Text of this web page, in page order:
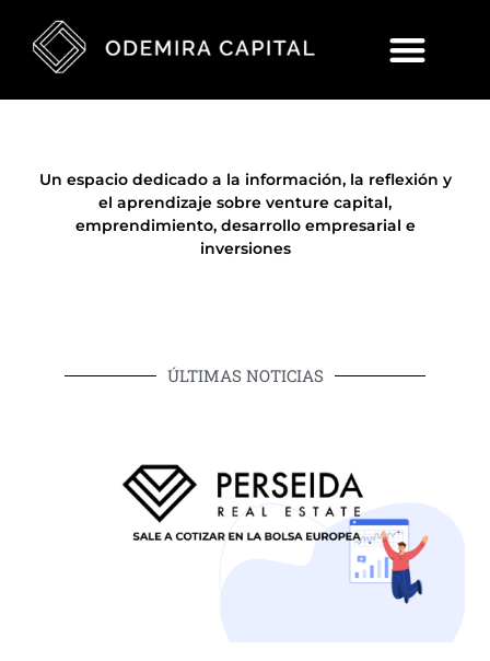
Un espacio dedicado a la información, la reflexión y
el aprendizaje sobre venture capital,
emprendimiento, desarrollo empresarial e
inversiones
ÚLTIMAS NOTICIAS